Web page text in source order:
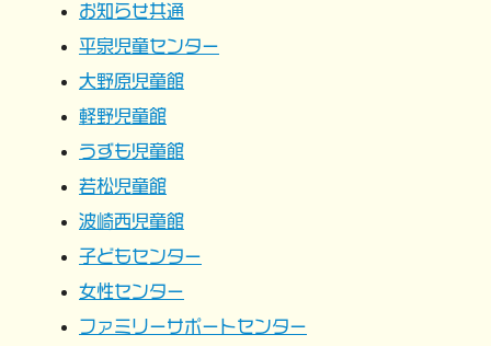
お知らせ共通
平泉児童センター
大野原児童館
軽野児童館
うずも児童館
若松児童館
波崎西児童館
子どもセンター
女性センター
ファミリーサポートセンター